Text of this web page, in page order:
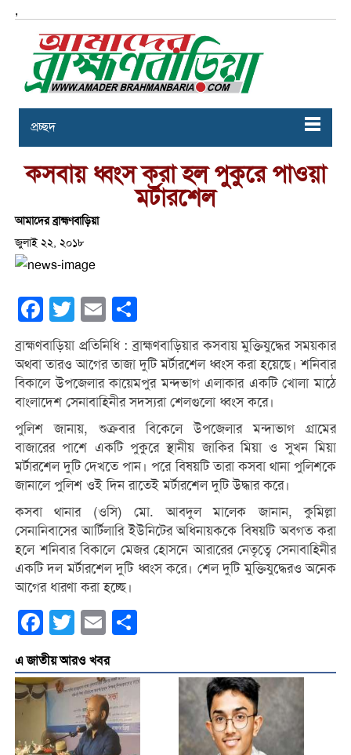
,
প্রচ্ছদ
কসবায় ধ্বংস করা হল পুকুরে পাওয়া
মর্টারশেল
আমাদের ব্রাহ্মণবাড়িয়া
জুলাই ২২, ২০১৮
Facebook
Twitter Email
ব্রাহ্মণবাড়িয়া প্রতিনিধি : ব্রাহ্মণবাড়িয়ার কসবায় মুক্তিযুদ্ধের সময়কার
অথবা তারও আগের তাজা দুটি মর্টারশেল ধ্বংস করা হয়েছে। শনিবার
বিকালে উপজেলার কায়েমপুর মন্দভাগ এলাকার একটি খোলা মাঠে
বাংলাদেশ সেনাবাহিনীর সদস্যরা শেলগুলো ধ্বংস করে।
পুলিশ জানায়, শুক্রবার বিকেলে উপজেলার মন্দাভাগ গ্রামের
বাজারের পাশে একটি পুকুরে স্থানীয় জাকির মিয়া ও সুখন মিয়া
মর্টারশেল দুটি দেখতে পান। পরে বিষয়টি তারা কসবা থানা পুলিশকে
জানালে পুলিশ ওই দিন রাতেই মর্টারশেল দুটি উদ্ধার করে।
কসবা থানার (ওসি) মো. আবদুল মালেক জানান, কুমিল্লা
সেনানিবাসের আর্টিলারি ইউনিটের অধিনায়ককে বিষয়টি অবগত করা
হলে শনিবার বিকালে মেজর হোসনে আরারের নেতৃত্বে সেনাবাহিনীর
একটি দল মর্টারশেল দুটি ধ্বংস করে। শেল দুটি মুক্তিযুদ্ধেরও অনেক
আগের ধারণা করা হচ্ছে।
Facebook
Twitter Email
এ জাতীয় আরও খবর